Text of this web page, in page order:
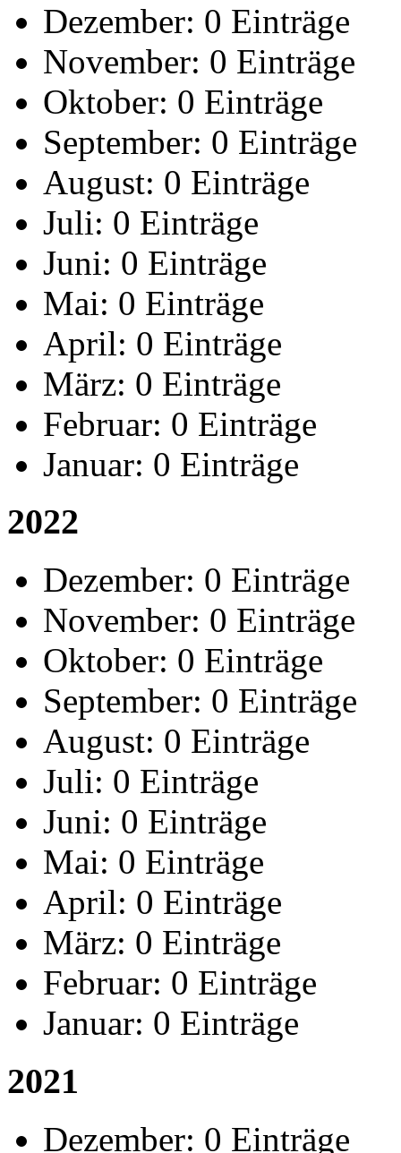
Dezember: 0 Einträge
November: 0 Einträge
Oktober: 0 Einträge
September: 0 Einträge
August: 0 Einträge
Juli: 0 Einträge
Juni: 0 Einträge
Mai: 0 Einträge
April: 0 Einträge
März: 0 Einträge
Februar: 0 Einträge
Januar: 0 Einträge
2022
Dezember: 0 Einträge
November: 0 Einträge
Oktober: 0 Einträge
September: 0 Einträge
August: 0 Einträge
Juli: 0 Einträge
Juni: 0 Einträge
Mai: 0 Einträge
April: 0 Einträge
März: 0 Einträge
Februar: 0 Einträge
Januar: 0 Einträge
2021
Dezember: 0 Einträge